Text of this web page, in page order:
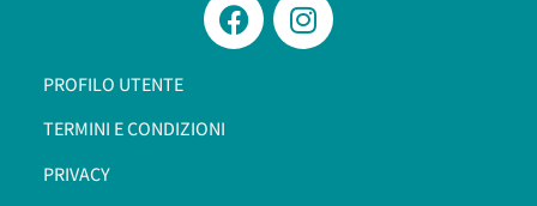
PROFILO UTENTE
TERMINI E CONDIZIONI
PRIVACY